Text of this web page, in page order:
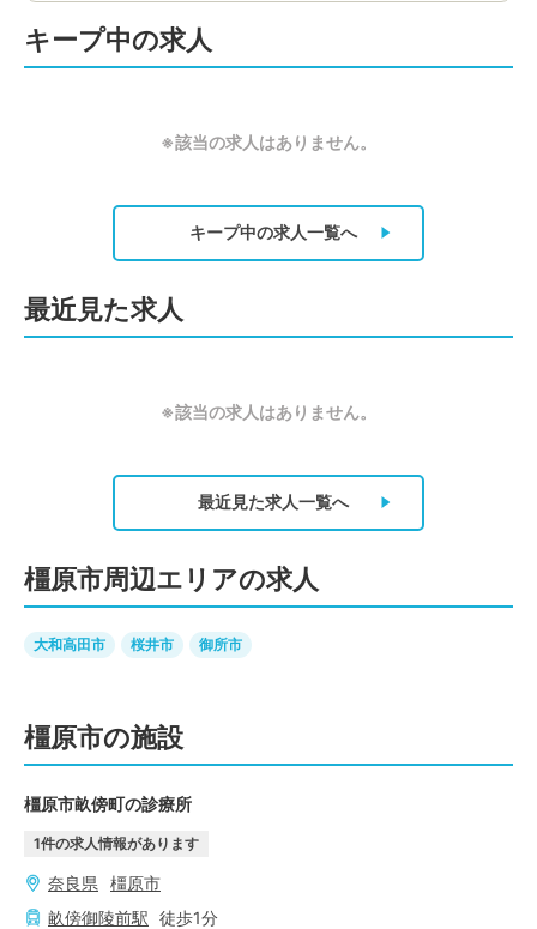
キープ中の求人
※該当の求人はありません。
キープ中の求人一覧へ
最近見た求人
※該当の求人はありません。
最近見た求人一覧へ
橿原市周辺エリアの求人
大和高田市 桜井市 御所市
橿原市の施設
橿原市畝傍町の診療所
1件の求人情報があります
奈良県
橿原市
畝傍御陵前駅 徒歩1分